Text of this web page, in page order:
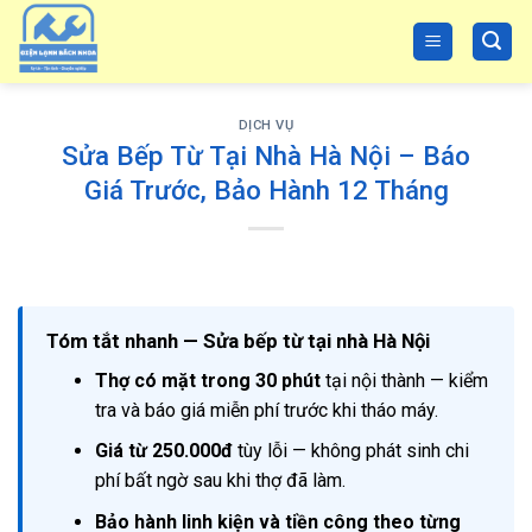
Skip
content
DỊCH VỤ
Sửa Bếp Từ Tại Nhà Hà Nội – Báo
Giá Trước, Bảo Hành 12 Tháng
Tóm tắt nhanh — Sửa bếp từ tại nhà Hà Nội
Thợ có mặt trong 30 phúttại nội thành — kiểm
tra và báo giá miễn phí trước khi tháo máy.
Giá từ 250.000đtùy lỗi — không phát sinh chi
phí bất ngờ sau khi thợ đã làm.
Bảo hành linh kiện và tiền công theo từng